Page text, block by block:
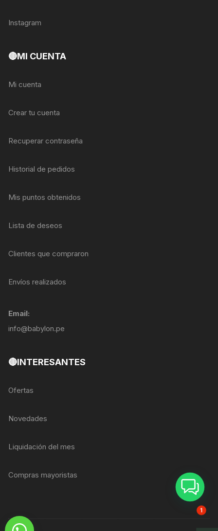
Instagram
🔴MI CUENTA
Mi cuenta
Crear tu cuenta
Recuperar contraseña
Historial de pedidos
Mis puntos obtenidos
Lista de deseos
Clientes que compraron
Envíos realizados
Email:
info@babylon.pe
🔴INTERESANTES
Ofertas
Novedades
Liquidación del mes
Compras mayoristas
1